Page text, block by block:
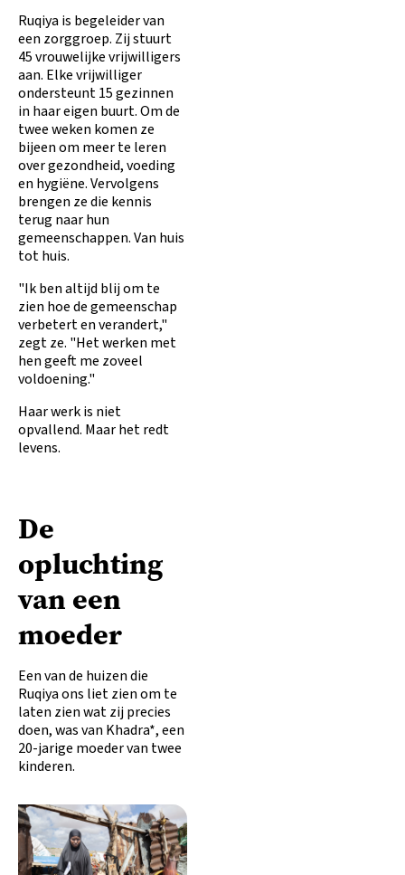
Ruqiya is begeleider van
een zorggroep. Zij stuurt
45 vrouwelijke vrijwilligers
aan. Elke vrijwilliger
ondersteunt 15 gezinnen
in haar eigen buurt. Om de
twee weken komen ze
bijeen om meer te leren
over gezondheid, voeding
en hygiëne. Vervolgens
brengen ze die kennis
terug naar hun
gemeenschappen. Van huis
tot huis.
"Ik ben altijd blij om te
zien hoe de gemeenschap
verbetert en verandert,"
zegt ze. "Het werken met
hen geeft me zoveel
voldoening."
Haar werk is niet
opvallend. Maar het redt
levens.
De
opluchting
van een
moeder
Een van de huizen die
Ruqiya ons liet zien om te
laten zien wat zij precies
doen, was van Khadra*, een
20-jarige moeder van twee
kinderen.